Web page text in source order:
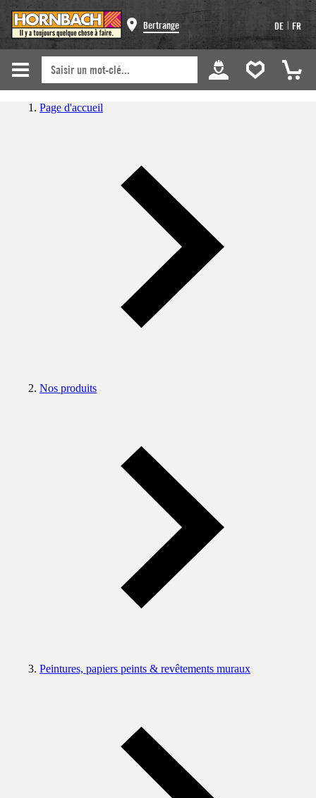
Bertrange DE | FR
Page d'accueil
Nos produits
Peintures, papiers peints & revêtements muraux